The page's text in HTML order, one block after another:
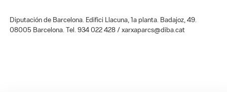
Diputación de Barcelona. Edifici Llacuna, 1a planta. Badajoz, 49.
08005 Barcelona. Tel. 934 022 428 / xarxaparcs@diba.cat